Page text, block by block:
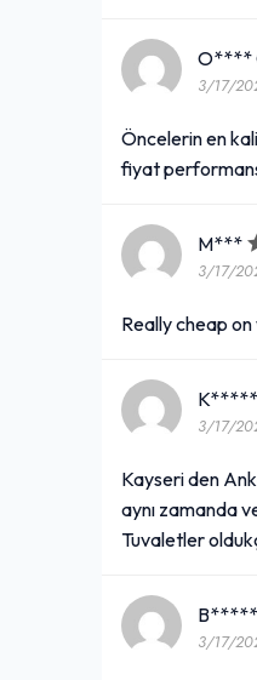
O****
3/17/
Öncelerin en
fiyat
M***
3/17/
Really cheap
3/17/
Kayseri den
aynı zamanda
Tuvaletler
3/17/